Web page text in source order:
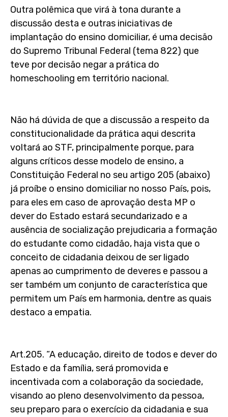
Outra polêmica que virá à tona durante a
discussão desta e outras iniciativas de
implantação do ensino domiciliar, é uma decisão
do Supremo Tribunal Federal (tema 822) que
teve por decisão negar a prática do
homeschooling em território nacional.
Não há dúvida de que a discussão a respeito da
constitucionalidade da prática aqui descrita
voltará ao STF, principalmente porque, para
alguns críticos desse modelo de ensino, a
Constituição Federal no seu artigo 205 (abaixo)
já proíbe o ensino domiciliar no nosso País, pois,
para eles em caso de aprovação desta MP o
dever do Estado estará secundarizado e a
ausência de socialização prejudicaria a formação
do estudante como cidadão, haja vista que o
conceito de cidadania deixou de ser ligado
apenas ao cumprimento de deveres e passou a
ser também um conjunto de característica que
permitem um País em harmonia, dentre as quais
destaco a empatia.
Art.205. “A educação, direito de todos e dever do
Estado e da família, será promovida e
incentivada com a colaboração da sociedade,
visando ao pleno desenvolvimento da pessoa,
seu preparo para o exercício da cidadania e sua